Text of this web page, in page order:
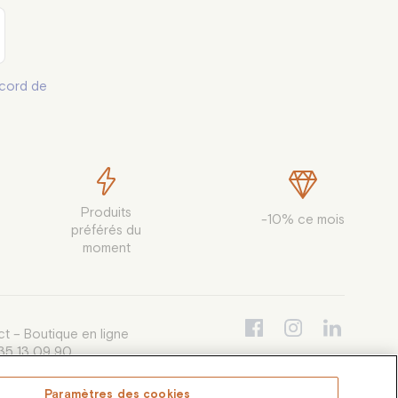
42 pce.
43 pce.
46 pce.
47 pce.
de
Produits
préférés du
moment
-10% ce mois
– Boutique en ligne
13 09 90
16h00, appel non surtaxé
Paramètres des cookies